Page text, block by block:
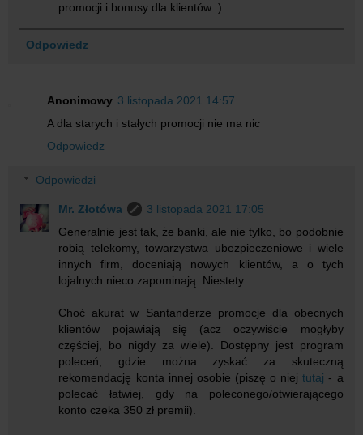
promocji i bonusy dla klientów :)
Odpowiedz
Anonimowy 3 listopada 2021 14:57
A dla starych i stałych promocji nie ma nic
Odpowiedz
Odpowiedzi
Mr. Złotówa
3 listopada 2021 17:05
Generalnie jest tak, że banki, ale nie tylko, bo podobnie
robią telekomy, towarzystwa ubezpieczeniowe i wiele
innych firm, doceniają nowych klientów, a o tych
lojalnych nieco zapominają. Niestety.
Choć akurat w Santanderze promocje dla obecnych
klientów pojawiają się (acz oczywiście mogłyby
częściej, bo nigdy za wiele). Dostępny jest program
poleceń, gdzie można zyskać za skuteczną
rekomendację konta innej osobie (piszę o niejtutaj - a
polecać łatwiej, gdy na poleconego/otwierającego
konto czeka 350 zł premii).